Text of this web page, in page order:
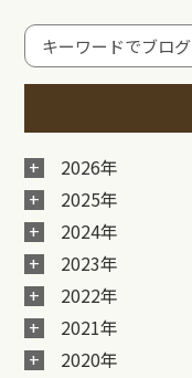
2026年
2025年
2024年
2023年
2022年
2021年
2020年